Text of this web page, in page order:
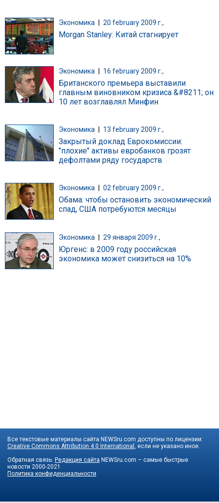
Экономика 20 february 2009 г.,
Morgan Stanley: Китай стагнирует
Экономика 16 february 2009 г.,
Британского премьера выставили
главным виновником кризиса &#8211; он
10 лет возглавлял Минфин
Экономика 13 february 2009 г.,
Закрытый доклад Еврокомиссии:
"плохие" активы евробанков грозят
дефолтами ряду государств
Экономика 02 february 2009 г.,
Обама: чтобы остановить экономический
спад, США потребуются месяцы
Экономика | 29 января 2009 г.,
Юргенс: в 2009 году российская
экономика может снизиться на 10%
Все текстовые материалы сайта NEWSru.com доступны по лицензии:
Creative Commons Attribution 4.0 International , если не указано иное.
Обратная связь: Редакция сайта NEWSru.com – самые быстрые
новости 2000-2021
Политика конфиденциальности